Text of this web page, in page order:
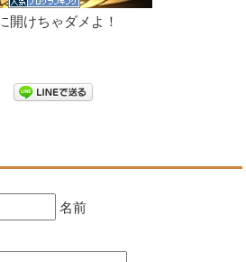
開けちゃダメよ！
名前